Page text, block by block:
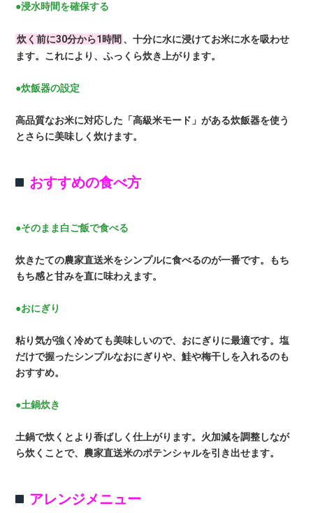
●浸水時間を確保する
炊く前に30分から1時間 、十分に水に浸けてお米に水を吸わせ
ます。これにより、ふっくら炊き上がります。
●炊飯器の設定
高品質なお米に対応した「高級米モード」がある炊飯器を使う
とさらに美味しく炊けます。
おすすめの食べ方
●そのまま白ご飯で食べる
炊きたての農家直送米をシンプルに食べるのが一番です。もち
もち感と甘みを直に味わえます。
●おにぎり
粘り気が強く冷めても美味しいので、おにぎりに最適です。塩
だけで握ったシンプルなおにぎりや、鮭や梅干しを入れるのも
おすすめ。
●土鍋炊き
土鍋で炊くとより香ばしく仕上がります。火加減を調整しなが
ら炊くことで、農家直送米のポテンシャルを引き出せます。
アレンジメニュー